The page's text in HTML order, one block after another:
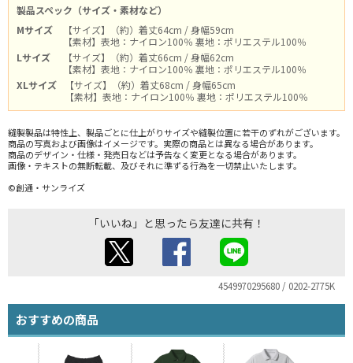
製品スペック（サイズ・素材など）
Mサイズ
【サイズ】（約）着丈64cm / 身幅59cm
【素材】表地：ナイロン100％ 裏地：ポリエステル100％
Lサイズ
【サイズ】（約）着丈66cm / 身幅62cm
【素材】表地：ナイロン100％ 裏地：ポリエステル100％
XLサイズ
【サイズ】（約）着丈68cm / 身幅65cm
【素材】表地：ナイロン100％ 裏地：ポリエステル100％
縫製製品は特性上、製品ごとに仕上がりサイズや縫製位置に若干のずれがございます。
商品の写真および画像はイメージです。実際の商品とは異なる場合があります。
商品のデザイン・仕様・発売日などは予告なく変更となる場合があります。
画像・テキストの無断転載、及びそれに準ずる行為を一切禁止いたします。
©創通・サンライズ
「いいね」と思ったら友達に共有！
4549970295680 / 0202-2775K
おすすめの商品